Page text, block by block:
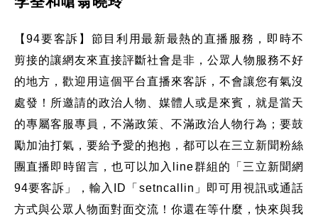
【94要客訴】節目利用最新最熱的直播服務，即時不
剪接的讓網友來直接評斷社會是非，公眾人物服務不好
的地方，歡迎用這個平台直播來客訴，不會讓您有氣沒
處發！所邀請的政治人物、媒體人或是來賓，就是當天
的專屬客服專員，不滿政策、不滿政治人物行為；要鼓
勵加油打氣，要給予愛的抱抱，都可以在三立新聞粉絲
團直播即時留言，也可以加入line群組的「三立新聞網
94要客訴」，輸入ID「setncallin」即可用視訊或通話
方式與公眾人物面對面交流！你還在等什麼，快來與我